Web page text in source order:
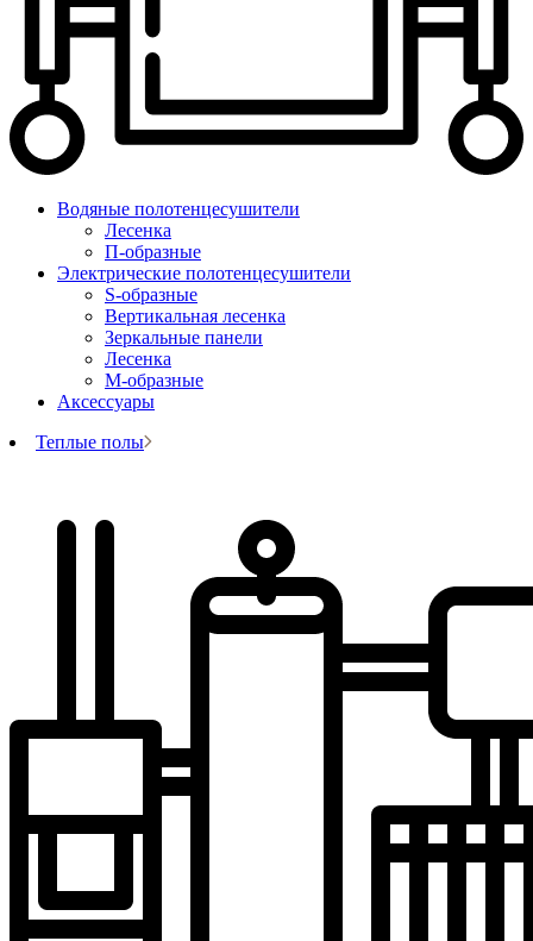
Водяные полотенцесушители
Лесенка
П-образные
Электрические полотенцесушители
S-образные
Вертикальная лесенка
Зеркальные панели
Лесенка
М-образные
Аксессуары
Теплые полы